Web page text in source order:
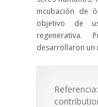
incubación de
objetivo de
regenerativa.
desarrollaron un